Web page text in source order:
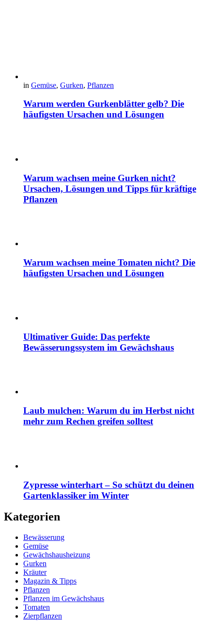
in Gemüse, Gurken, Pflanzen
Warum werden Gurkenblätter gelb? Die
häufigsten Ursachen und Lösungen
Warum wachsen meine Gurken nicht?
Ursachen, Lösungen und Tipps für kräftige
Pflanzen
Warum wachsen meine Tomaten nicht? Die
häufigsten Ursachen und Lösungen
Ultimativer Guide: Das perfekte
Bewässerungssystem im Gewächshaus
Laub mulchen: Warum du im Herbst nicht
mehr zum Rechen greifen solltest
Zypresse winterhart – So schützt du deinen
Gartenklassiker im Winter
Kategorien
Bewässerung
Gemüse
Gewächshausheizung
Gurken
Kräuter
Magazin & Tipps
Pflanzen
Pflanzen im Gewächshaus
Tomaten
Zierpflanzen